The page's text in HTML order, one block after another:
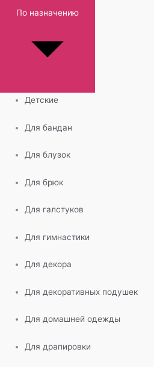
По назначению
Детские
Для бандан
Для блузок
Для брюк
Для галстуков
Для гимнастики
Для декора
Для декоративных подушек
Для домашней одежды
Для драпировки